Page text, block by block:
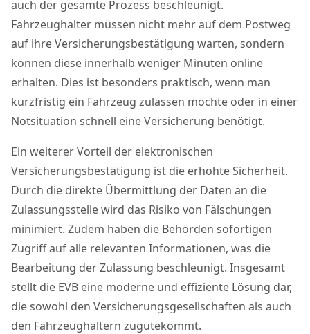
auch der gesamte Prozess beschleunigt.
Fahrzeughalter müssen nicht mehr auf dem Postweg
auf ihre Versicherungsbestätigung warten, sondern
können diese innerhalb weniger Minuten online
erhalten. Dies ist besonders praktisch, wenn man
kurzfristig ein Fahrzeug zulassen möchte oder in einer
Notsituation schnell eine Versicherung benötigt.
Ein weiterer Vorteil der elektronischen
Versicherungsbestätigung ist die erhöhte Sicherheit.
Durch die direkte Übermittlung der Daten an die
Zulassungsstelle wird das Risiko von Fälschungen
minimiert. Zudem haben die Behörden sofortigen
Zugriff auf alle relevanten Informationen, was die
Bearbeitung der Zulassung beschleunigt. Insgesamt
stellt die EVB eine moderne und effiziente Lösung dar,
die sowohl den Versicherungsgesellschaften als auch
den Fahrzeughaltern zugutekommt.